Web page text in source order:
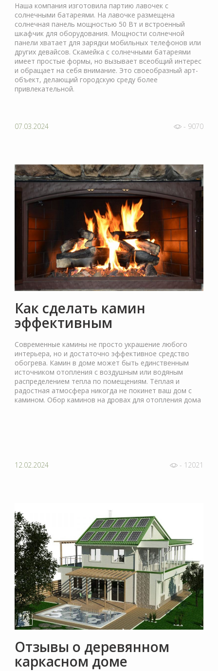
Наша компания изготовила партию лавочек с
солнечными батареями. На лавочке размещена
солнечная панель мощностью 50 Вт и встроенный
шкафчик для оборудования. Мощности солнечной
панели хватает для зарядки мобильных телефонов или
других девайсов. Скамейка с солнечными батареями
имеет простые формы, но вызывает всеобщий интерес
и обращает на себя внимание. Это своеобразный арт-
объект, делающий городскую среду более
привлекательной.
07.03.2024 - 9070
Как сделать камин
эффективным
Современные камины не просто украшение любого
интерьера, но и достаточно эффективное средство
обогрева. Камин в доме может быть единственным
источником отопления с воздушным или водяным
распределением тепла по помещениям. Тёплая и
радостная атмосфера никогда не покинет ваш дом с
камином. Обор каминов на дровах для отопления дома
12.02.2024 - 12021
Отзывы о деревянном
каркасном доме